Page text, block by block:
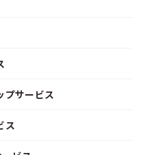
プサービス
ス